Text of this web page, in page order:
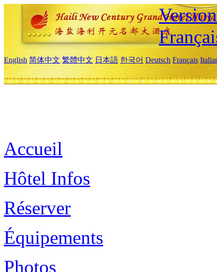
English 简体中文 繁體中文 日本語 한국어 Deutsch Français
Accueil
Hôtel Infos
Réserver
Équipements
Photos